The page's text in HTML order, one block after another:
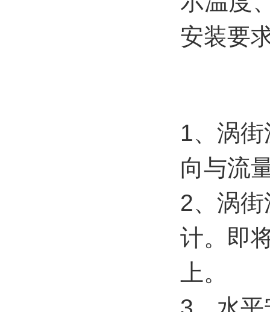
安装要
1、涡
向与流
2、涡
计。即
上。